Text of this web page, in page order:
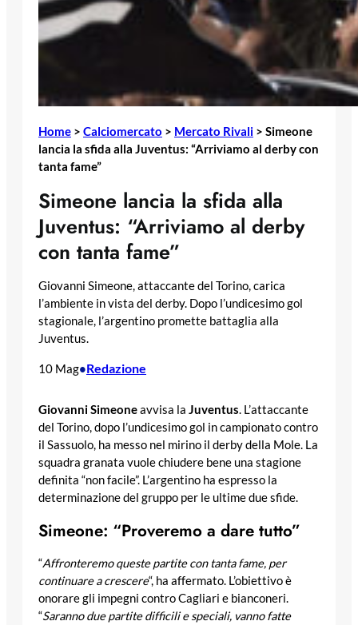
Home > Calciomercato > Mercato Rivali > Simeone
lancia la sfida alla Juventus: “Arriviamo al derby con
tanta fame”
Simeone lancia la sfida alla
Juventus: “Arriviamo al derby
con tanta fame”
Giovanni Simeone, attaccante del Torino, carica
l’ambiente in vista del derby. Dopo l’undicesimo gol
stagionale, l’argentino promette battaglia alla
Juventus.
10 Mag•Redazione
Giovanni Simeoneavvisa la Juventus. L’attaccante
del Torino, dopo l’undicesimo gol in campionato contro
il Sassuolo, ha messo nel mirino il derby della Mole. La
squadra granata vuole chiudere bene una stagione
definita “non facile”. L’argentino ha espresso la
determinazione del gruppo per le ultime due sfide.
Simeone: “Proveremo a dare tutto”
“Affronteremo queste partite con tanta fame, per
continuare a crescere“, ha affermato. L’obiettivo è
onorare gli impegni contro Cagliari e bianconeri.
“Saranno due partite difficili e speciali, vanno fatte